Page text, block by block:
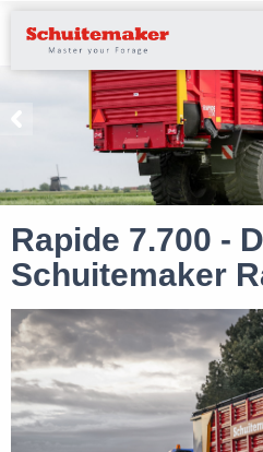
Rapide 7.700 -
Schuitemaker